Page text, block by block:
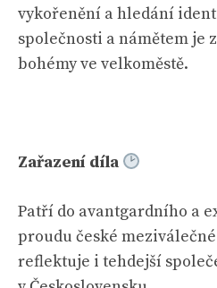
vykořenění a hledání
společnosti a námětem je
bohémy ve velkoměstě.
Zařazení díla
Patří do avantgardního a
proudu české
reflektuje i tehdejší